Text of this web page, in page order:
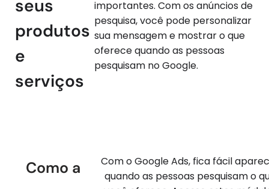
seus
produtos
e
serviços
importantes. Com os anúncios de
pesquisa, você pode personalizar
sua mensagem e mostrar o que
oferece quando as pessoas
pesquisam no Google.
Como a
Com o Google Ads, fica fácil
quando as pessoas pesquisam o